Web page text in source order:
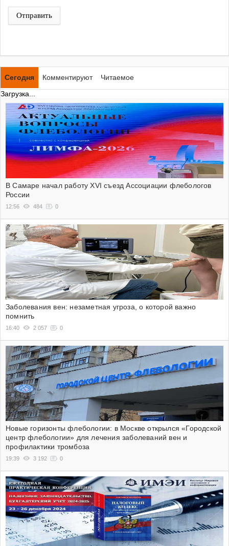
Отправить
Сегодня Комментируют
Читаемое
Загрузка...
В Самаре начал работу XVI съезд Ассоциации флебологов
России
12:56 484 0
Заболевания вен: незаметная угроза, о которой важно
помнить
16:40 2 057 0
Новые горизонты флебологии: в Москве открылся «Городской
центр флебологии» для лечения заболеваний вен и
профилактики тромбоза
19:39 3 192 0